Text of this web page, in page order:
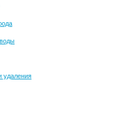
удаления